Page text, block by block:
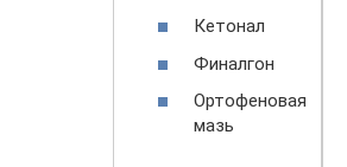
Кетонал
Финалгон
Ортофеновая
мазь